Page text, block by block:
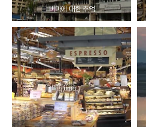
버마에 대한 추억